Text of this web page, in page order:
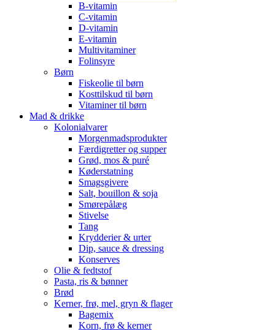
B-vitamin
C-vitamin
D-vitamin
E-vitamin
Multivitaminer
Folinsyre
Børn
Fiskeolie til børn
Kosttilskud til børn
Vitaminer til børn
Mad & drikke
Kolonialvarer
Morgenmadsprodukter
Færdigretter og supper
Grød, mos & puré
Køderstatning
Smagsgivere
Salt, bouillon & soja
Smørepålæg
Stivelse
Tang
Krydderier & urter
Dip, sauce & dressing
Konserves
Olie & fedtstof
Pasta, ris & bønner
Brød
Kerner, frø, mel, gryn & flager
Bagemix
Korn, frø & kerner